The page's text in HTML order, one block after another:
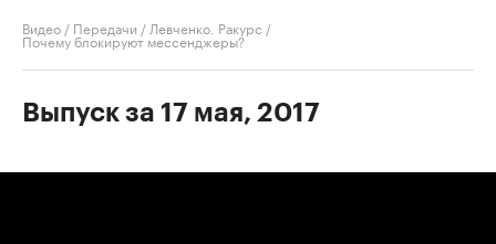
Видео / Передачи / Левченко. Ракурс /
Почему блокируют мессенджеры?
Выпуск за 17 мая, 2017